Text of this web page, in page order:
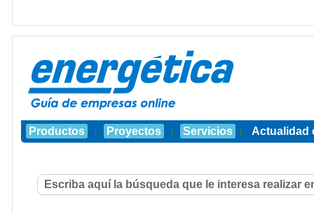
Productos | Proyectos | Servicios | Actualidad